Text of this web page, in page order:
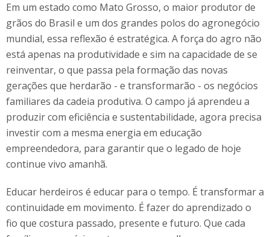
Em um estado como Mato Grosso, o maior produtor de
grãos do Brasil e um dos grandes polos do agronegócio
mundial, essa reflexão é estratégica. A força do agro não
está apenas na produtividade e sim na capacidade de se
reinventar, o que passa pela formação das novas
gerações que herdarão - e transformarão - os negócios
familiares da cadeia produtiva. O campo já aprendeu a
produzir com eficiência e sustentabilidade, agora precisa
investir com a mesma energia em educação
empreendedora, para garantir que o legado de hoje
continue vivo amanhã.
Educar herdeiros é educar para o tempo. É transformar a
continuidade em movimento. É fazer do aprendizado o
fio que costura passado, presente e futuro. Que cada